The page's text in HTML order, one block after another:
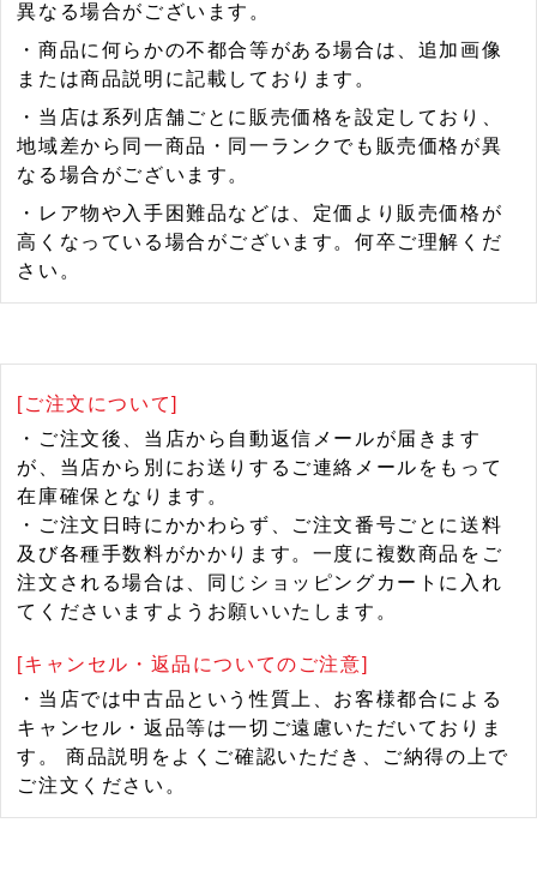
異なる場合がございます。
・商品に何らかの不都合等がある場合は、追加画像
または商品説明に記載しております。
・当店は系列店舗ごとに販売価格を設定しており、
地域差から同一商品・同一ランクでも販売価格が異
なる場合がございます。
・レア物や入手困難品などは、定価より販売価格が
高くなっている場合がございます。何卒ご理解くだ
さい。
[ご注文について]
・ご注文後、当店から自動返信メールが届きます
が、当店から別にお送りするご連絡メールをもって
在庫確保となります。
・ご注文日時にかかわらず、ご注文番号ごとに送料
及び各種手数料がかかります。一度に複数商品をご
注文される場合は、同じショッピングカートに入れ
てくださいますようお願いいたします。
[キャンセル・返品についてのご注意]
・当店では中古品という性質上、お客様都合による
キャンセル・返品等は一切ご遠慮いただいておりま
す。 商品説明をよくご確認いただき、ご納得の上で
ご注文ください。